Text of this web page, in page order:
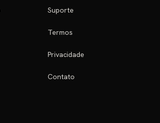
Suporte
Termos
Privacidade
Contato